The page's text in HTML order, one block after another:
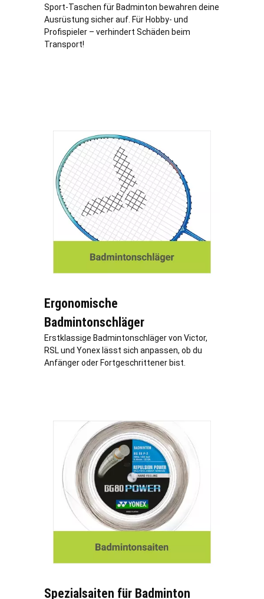
Sport-Taschen für Badminton bewahren deine
Ausrüstung sicher auf. Für Hobby- und
Profispieler – verhindert Schäden beim
Transport!
Ergonomische
Badmintonschläger
Erstklassige Badmintonschläger von Victor,
RSL und Yonex lässt sich anpassen, ob du
Anfänger oder Fortgeschrittener bist.
Spezialsaiten für Badminton